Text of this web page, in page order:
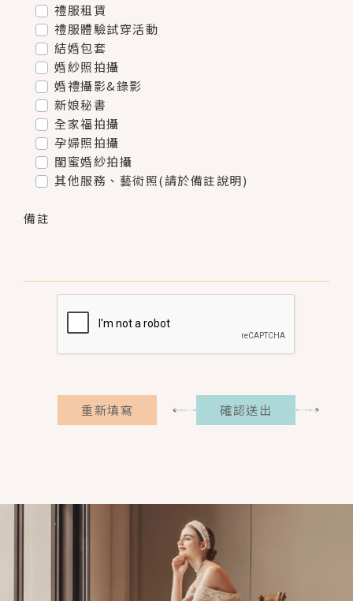
禮服租賃
禮服體驗試穿活動
結婚包套
婚紗照拍攝
婚禮攝影&錄影
新娘秘書
全家福拍攝
孕婦照拍攝
閨蜜婚紗拍攝
其他服務、藝術照(請於備註說明)
備註
重新填寫 確認送出